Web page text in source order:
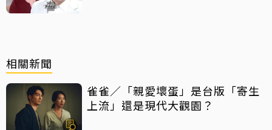
相關新聞
雀雀／「親愛壞蛋」是台版「寄生
上流」還是現代大觀園？